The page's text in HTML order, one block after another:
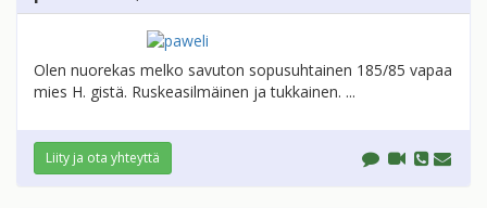
Olen nuorekas melko savuton sopusuhtainen 185/85 vapaa
mies H. gistä. Ruskeasilmäinen ja tukkainen. ...
Liity ja ota yhteyttä